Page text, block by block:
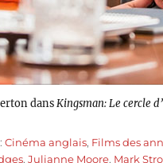
dans Kingsman: Le cercle
Cinéma anglais, Films des
,Julianne Moore, Mark